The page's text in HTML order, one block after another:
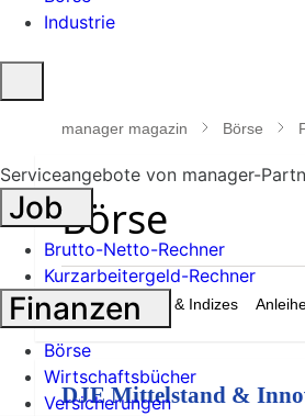
Industrie
öffnen
manager magazin Börse
Märkte Aktien & Indizes
DJE Mittelstand &
Serviceangebote von manager-
Job
Brutto-Netto-Rechner
Kurzarbeitergeld-Rechner
Finanzen
Börse
Wirtschaftsbücher
Versicherungen